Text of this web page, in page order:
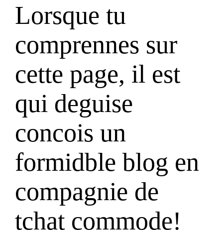
Lorsque tu
comprennes sur
cette page, il est
qui deguise
concois un
formidble blog en
compagnie de
tchat commode!